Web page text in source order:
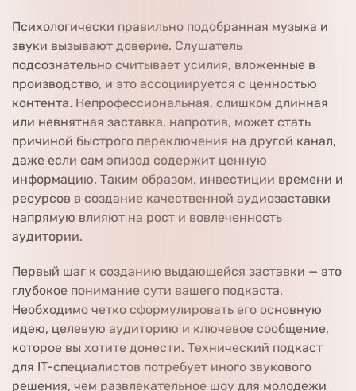
Психологически правильно подобранная музыка и
звуки вызывают доверие. Слушатель
подсознательно считывает усилия, вложенные в
производство, и это ассоциируется с ценностью
контента. Непрофессиональная, слишком длинная
или невнятная заставка, напротив, может стать
причиной быстрого переключения на другой канал,
даже если сам эпизод содержит ценную
информацию. Таким образом, инвестиции времени и
ресурсов в создание качественной аудиозаставки
напрямую влияют на рост и вовлеченность
аудитории.
Первый шаг к созданию выдающейся заставки — это
глубокое понимание сути вашего подкаста.
Необходимо четко сформулировать его основную
идею, целевую аудиторию и ключевое сообщение,
которое вы хотите донести. Технический подкаст
для IT-специалистов потребует иного звукового
решения, чем развлекательное шоу для молодежи